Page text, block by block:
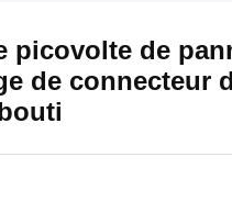
picovolte de
de connecteur